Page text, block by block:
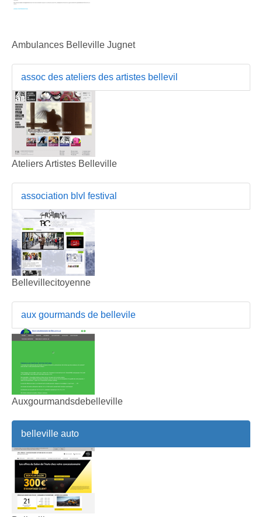
Ambulances Belleville Jugnet
assoc des ateliers des artistes bellevil
Ateliers Artistes Belleville
association blvl festival
Bellevillecitoyenne
aux gourmands de bellevile
Auxgourmandsdebelleville
belleville auto